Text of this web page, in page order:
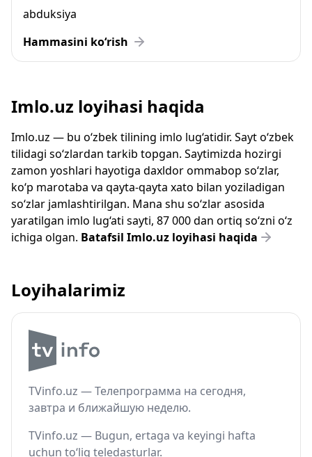
abduksiya
Hammasini ko‘rish
Imlo.uz loyihasi haqida
Imlo.uz — bu o‘zbek tilining imlo lug‘atidir. Sayt o‘zbek
tilidagi so‘zlardan tarkib topgan. Saytimizda hozirgi
zamon yoshlari hayotiga daxldor ommabop so‘zlar,
ko‘p marotaba va qayta-qayta xato bilan yoziladigan
so‘zlar jamlashtirilgan. Mana shu so‘zlar asosida
yaratilgan imlo lug‘ati sayti, 87 000 dan ortiq so‘zni o‘z
ichiga olgan. Batafsil Imlo.uz loyihasi haqida
Loyihalarimiz
TVinfo.uz — Телепрограмма на сегодня,
завтра и ближайшую неделю.
TVinfo.uz — Bugun, ertaga va keyingi hafta
uchun to‘liq teledasturlar.